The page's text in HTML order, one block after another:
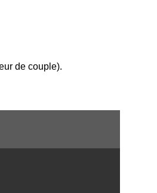
de couple).